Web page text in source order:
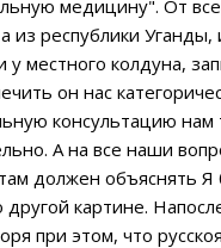
медицину". От
из республики
у местного колдуна,
он нас
консультацию нам
А на все наши
должен объяснять
картине.
при этом, что